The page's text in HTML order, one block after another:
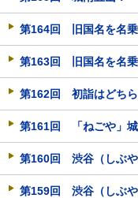
第164回 旧国名を名乗
第163回 旧国名を名乗
第162回 初詣はどちら
第161回 「ねごや」
第160回 渋谷（しぶ
第159回 渋谷（しぶ